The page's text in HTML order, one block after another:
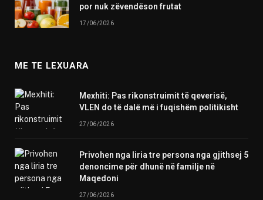
por nuk zëvendëson frutat
17/06/2026
ME TE LEXUARA
Mexhiti: Pas rikonstruimit të qeverisë,
VLEN do të dalë më i fuqishëm politikisht
27/06/2026
Privohen nga liria tre persona nga gjithsej 5
denoncime për dhunë në familje në
Maqedoni
27/06/2026